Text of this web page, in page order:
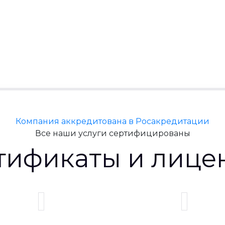
Компания аккредитована в Росакредитации
Все наши услуги сертифицированы
и